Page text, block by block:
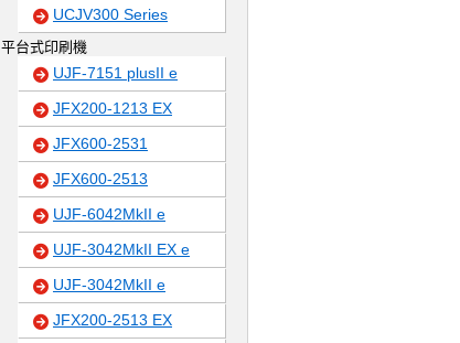
UCJV300 Series
平台式印刷機
UJF-7151 plusII e
JFX200-1213 EX
JFX600-2531
JFX600-2513
UJF-6042MkII e
UJF-3042MkII EX e
UJF-3042MkII e
JFX200-2513 EX